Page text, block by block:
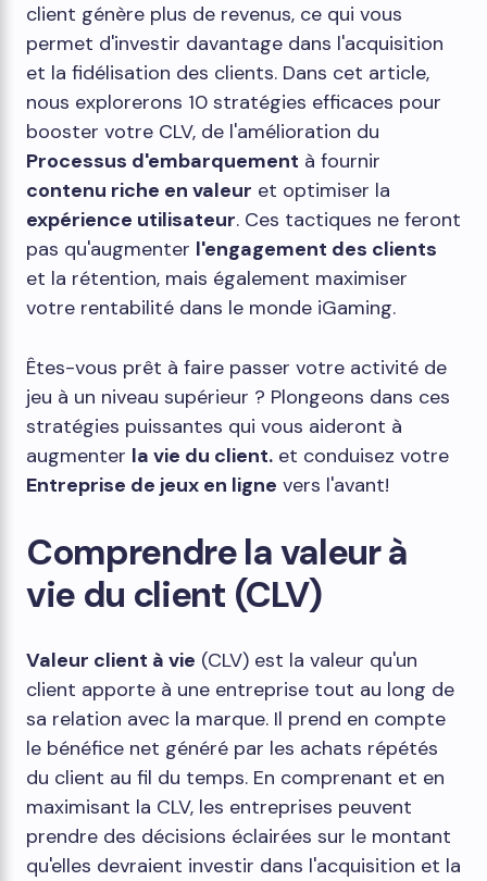
client génère plus de revenus, ce qui vous
permet d'investir davantage dans l'acquisition
et la fidélisation des clients. Dans cet article,
nous explorerons 10 stratégies efficaces pour
booster votre CLV, de l'amélioration du
Processus d'embarquement à fournir
contenu riche en valeur et optimiser la
expérience utilisateur. Ces tactiques ne feront
pas qu'augmenter l'engagement des clients
et la rétention, mais également maximiser
votre rentabilité dans le monde iGaming.
Êtes-vous prêt à faire passer votre activité de
jeu à un niveau supérieur ? Plongeons dans ces
stratégies puissantes qui vous aideront à
augmenter la vie du client. et conduisez votre
Entreprise de jeux en ligne vers l'avant!
Comprendre la valeur à
vie du client (CLV)
Valeur client à vie (CLV) est la valeur qu'un
client apporte à une entreprise tout au long de
sa relation avec la marque. Il prend en compte
le bénéfice net généré par les achats répétés
du client au fil du temps. En comprenant et en
maximisant la CLV, les entreprises peuvent
prendre des décisions éclairées sur le montant
qu'elles devraient investir dans l'acquisition et la